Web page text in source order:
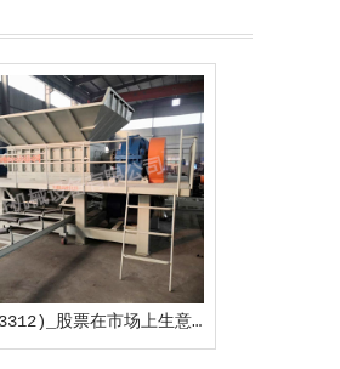
西典新能(603312)_股票在市场上生意的金额_行情_走势图—东方财富网